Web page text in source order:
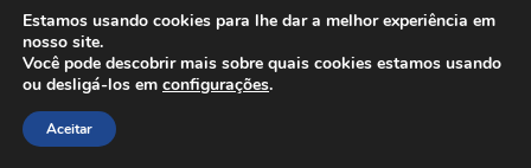
Estamos usando cookies para lhe dar a melhor experiência em
nosso site.
Você pode descobrir mais sobre quais cookies estamos usando
ou desligá-los em configurações.
Aceitar